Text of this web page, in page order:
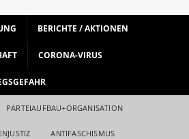
BERICHTE / AKTIONEN
CORONA-VIRUS
PARTEIAUFBAU+ORGANISATION
ANTIFASCHISMUS